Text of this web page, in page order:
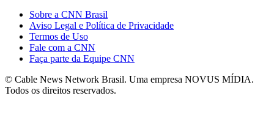
Sobre a CNN Brasil
Aviso Legal e Política de Privacidade
Termos de Uso
Fale com a CNN
Faça parte da Equipe CNN
© Cable News Network Brasil. Uma empresa NOVUS MÍDIA.
Todos os direitos reservados.